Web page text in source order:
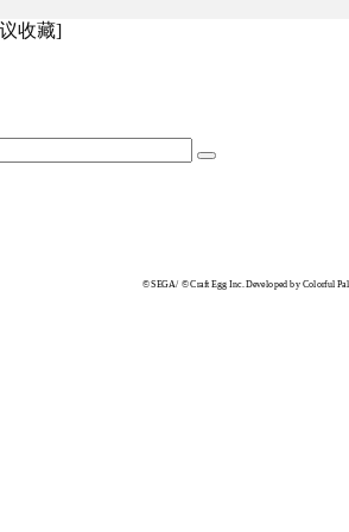
收藏]
© SEGA / © Craft Egg Inc. Developed by Colorful